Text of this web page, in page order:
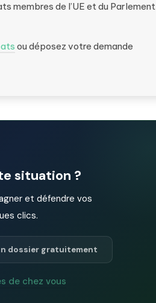
membres de l’UE et du Parlement
ou déposez votre demande
situation ?
et défendre vos
clics.
dossier gratuitement
de chez vous